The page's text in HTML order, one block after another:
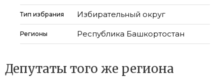
Тип избрания Избирательный округ
Регионы Республика Башкортостан
Депутаты того же региона